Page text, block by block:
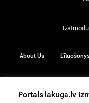
About Us
Portals lakuga.lv